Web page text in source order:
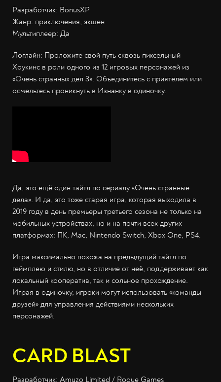
Разработчик: BonusXP
Жанр: приключения, экшен
Мультиплеер: Да
Логлайн: Проложите свой путь сквозь пиксельный
Хоукинс в роли одного из 12 игровых персонажей из
«Очень странных дел 3». Объединитесь с приятелем или
осмельтесь проникнуть в Изнанку в одиночку.
Да, это ещё один тайтл по сериалу «Очень странные
дела». И да, это тоже старая игра, которая выходила в
2019 году в день премьеры третьего сезона не только на
мобильных устройствах, но и на почти всех других
платформах: ПК, Mac, Nintendo Switch, Xbox One, PS4.
Игра максимально похожа на предыдущий тайтл по
геймплею и стилю, но в отличие от неё, поддерживает как
локальный кооператив, так и сольное прохождение.
Играя в одиночку, игроки могут использовать «команды
друзей» для управления действиями нескольких
персонажей.
CARD BLAST
Разработчик: Amuzo Limited / Rogue Games